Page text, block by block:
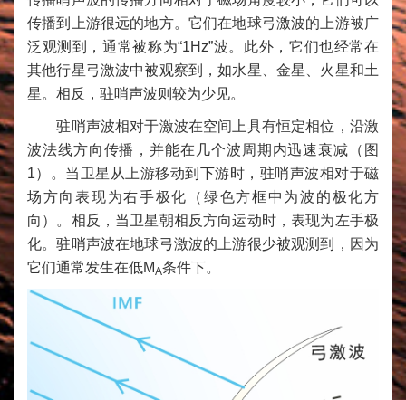
传播到上游很远的地方。它们在地球弓激波的上游被广
泛观测到，通常被称为“1Hz”波。此外，它们也经常在
其他行星弓激波中被观察到，如水星、金星、火星和土
星。相反，驻哨声波则较为少见。
驻哨声波相对于激波在空间上具有恒定相位，沿激
波法线方向传播，并能在几个波周期内迅速衰减（图
1）。当卫星从上游移动到下游时，驻哨声波相对于磁
场方向表现为右手极化（绿色方框中为波的极化方
向）。相反，当卫星朝相反方向运动时，表现为左手极
化。驻哨声波在地球弓激波的上游很少被观测到，因为
它们通常发生在低MA条件下。